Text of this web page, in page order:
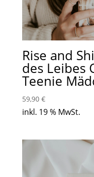
Rise and
des Leibes
Teenie
59,90 €
inkl. 19 % MwSt.